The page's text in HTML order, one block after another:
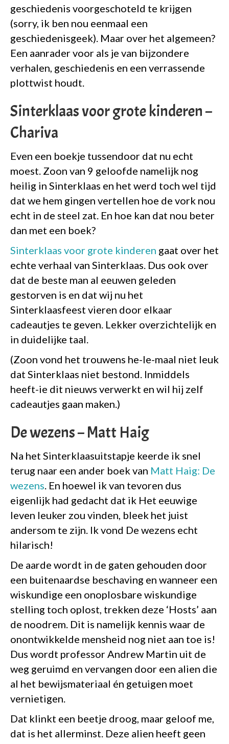
geschiedenis voorgeschoteld te krijgen
(sorry, ik ben nou eenmaal een
geschiedenisgeek). Maar over het algemeen?
Een aanrader voor als je van bijzondere
verhalen, geschiedenis en een verrassende
plottwist houdt.
Sinterklaas voor grote kinderen –
Chariva
Even een boekje tussendoor dat nu echt
moest. Zoon van 9 geloofde namelijk nog
heilig in Sinterklaas en het werd toch wel tijd
dat we hem gingen vertellen hoe de vork nou
echt in de steel zat. En hoe kan dat nou beter
dan met een boek?
Sinterklaas voor grote kinderen gaat over het
echte verhaal van Sinterklaas. Dus ook over
dat de beste man al eeuwen geleden
gestorven is en dat wij nu het
Sinterklaasfeest vieren door elkaar
cadeautjes te geven. Lekker overzichtelijk en
in duidelijke taal.
(Zoon vond het trouwens he-le-maal niet leuk
dat Sinterklaas niet bestond. Inmiddels
heeft-ie dit nieuws verwerkt en wil hij zelf
cadeautjes gaan maken.)
De wezens – Matt Haig
Na het Sinterklaasuitstapje keerde ik snel
terug naar een ander boek van Matt Haig: De
wezens. En hoewel ik van tevoren dus
eigenlijk had gedacht dat ik Het eeuwige
leven leuker zou vinden, bleek het juist
andersom te zijn. Ik vond De wezens echt
hilarisch!
De aarde wordt in de gaten gehouden door
een buitenaardse beschaving en wanneer een
wiskundige een onoplosbare wiskundige
stelling toch oplost, trekken deze ‘Hosts’ aan
de noodrem. Dit is namelijk kennis waar de
onontwikkelde mensheid nog niet aan toe is!
Dus wordt professor Andrew Martin uit de
weg geruimd en vervangen door een alien die
al het bewijsmateriaal én getuigen moet
vernietigen.
Dat klinkt een beetje droog, maar geloof me,
dat is het allerminst. Deze alien heeft geen